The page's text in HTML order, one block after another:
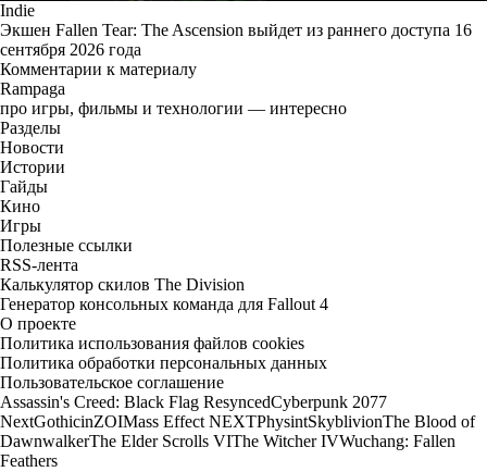
Indie
Экшен Fallen Tear: The Ascension выйдет из раннего доступа 16
сентября 2026 года
Комментарии к материалу
Rampaga
про игры, фильмы и технологии — интересно
Разделы
Новости
Истории
Гайды
Кино
Игры
Полезные ссылки
RSS-лента
Калькулятор скилов The Division
Генератор консольных команда для Fallout 4
О проекте
Политика использования файлов cookies
Политика обработки персональных данных
Пользовательское соглашение
Assassin's Creed: Black Flag ResyncedCyberpunk 2077
NextGothicinZOIMass Effect NEXTPhysintSkyblivionThe Blood of
DawnwalkerThe Elder Scrolls VIThe Witcher IVWuchang: Fallen
Feathers